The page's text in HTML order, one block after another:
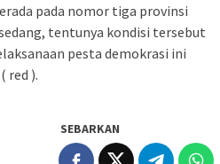
pada nomor tiga provinsi
tentunya kondisi tersebut
pesta demokrasi ini
red ).
SEBARKAN